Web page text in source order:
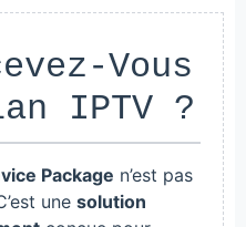
Vous
IPTV ?
Package n’est pas
une solution